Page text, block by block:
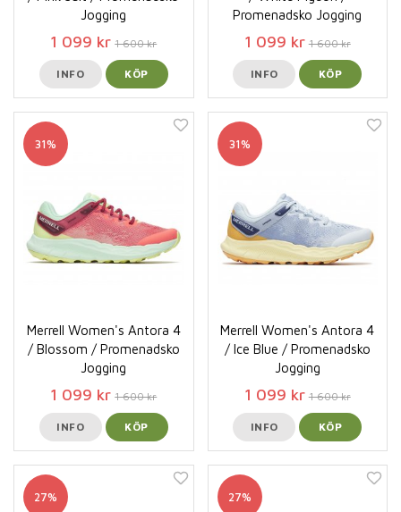
Jogging
1 099 kr 1 600 kr
INFO KÖP
Promenadsko Jogging
1 099 kr 1 600 kr
INFO KÖP
31%
Merrell Women's Antora 4
/ Blossom / Promenadsko
Jogging
1 099 kr 1 600 kr
INFO KÖP
31%
Merrell Women's Antora 4
/ Ice Blue / Promenadsko
Jogging
1 099 kr 1 600 kr
INFO KÖP
27% 27%